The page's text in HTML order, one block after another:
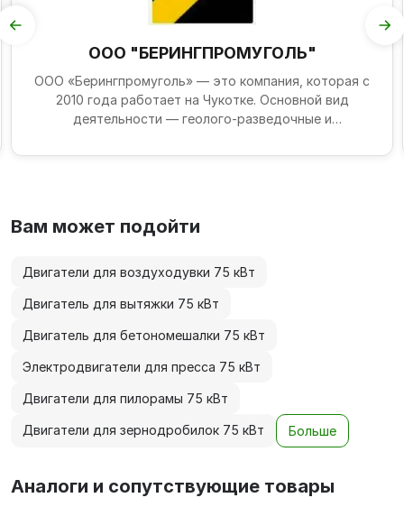
ООО "БЕРИНГПРОМУГОЛЬ"
ООО «Берингпромуголь» — это компания, которая с
2010 года работает на Чукотке. Основной вид
деятельности — геолого-разведочные и
Вам может подойти
Двигатели для воздуходувки 75 кВт
Двигатель для вытяжки 75 кВт
Двигатель для бетономешалки 75 кВт
Электродвигатели для пресса 75 кВт
Двигатели для пилорамы 75 кВт
Двигатели для зернодробилок 75 кВт Больше
Аналоги и сопутствующие товары